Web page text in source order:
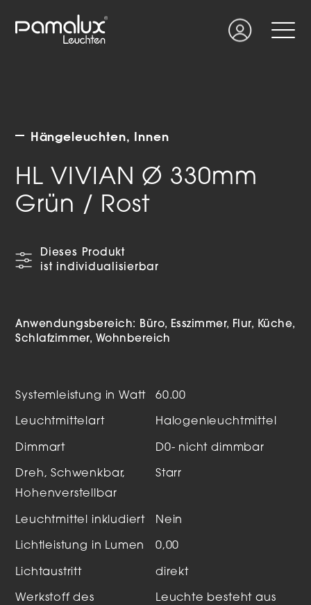
Login
Suche
Hängeleuchten Innen
HL VIVIAN Ø 330mm
Grün / Rost
Dieses Produkt
ist individualisierbar
Anwendungsbereich: Büro Esszimmer Flur
Küche
Schlafzimmer
Wohnbereich
Systemleistung in Watt 60.00
Leuchtmittelart Halogenleuchtmittel
Dimmart D0- nicht dimmbar
Dreh, Schwenkbar,
Hohenverstellbar
Starr
Leuchtmittel inkludiert Nein
Lichtleistung in Lumen 0,00
Lichtaustritt direkt
Werkstoff des
Leuchte besteht aus